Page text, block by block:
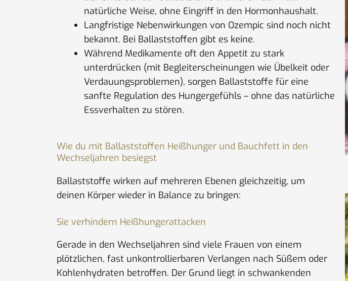
natürliche Weise, ohne Eingriff in den Hormonhaushalt.
Langfristige Nebenwirkungen von Ozempic sind noch nicht
bekannt. Bei Ballaststoffen gibt es keine.
Während Medikamente oft den Appetit zu stark
unterdrücken (mit Begleiterscheinungen wie Übelkeit oder
Verdauungsproblemen), sorgen Ballaststoffe für eine
sanfte Regulation des Hungergefühls – ohne das natürliche
Essverhalten zu stören.
Wie du mit Ballaststoffen Heißhunger und Bauchfett in den
Wechseljahren besiegst
Ballaststoffe wirken auf mehreren Ebenen gleichzeitig, um
deinen Körper wieder in Balance zu bringen:
Sie verhindern Heißhungerattacken
Gerade in den Wechseljahren sind viele Frauen von einem
plötzlichen, fast unkontrollierbaren Verlangen nach Süßem oder
Kohlenhydraten betroffen. Der Grund liegt in schwankenden